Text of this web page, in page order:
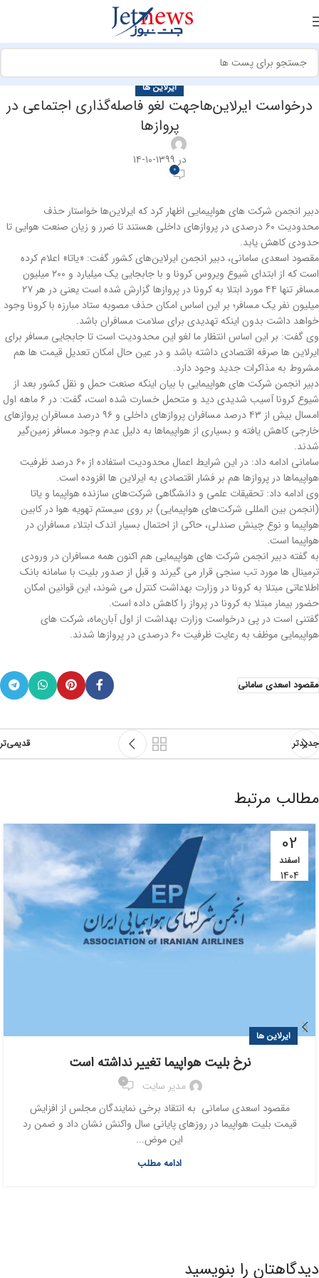
ایرلاین ها
درخواست ایرلاین‌هاجهت لغو فاصله‌گذاری اجتماعی در
پروازها
در ۱۳۹۹-۱۰-۱۴
0
دبیر انجمن شرکت های هواپیمایی اظهار کرد که ایرلاین‌ها خواستار حذف
محدودیت ٦٠ درصدی در پروازهای داخلی هستند تا ضرر و زیان صنعت هوایی تا
حدودی کاهش یابد.
مقصود اسعدی سامانی، دبیر انجمن ایرلاین‌های کشور گفت: «یاتا» اعلام کرده
است که از ابتدای شیوع ویروس کرونا و با جابجایی یک میلیارد و ۲۰۰ میلیون
مسافر تنها ۴۴ مورد ابتلا به کرونا در پروازها گزارش شده است یعنی در هر ۲۷
میلیون نفر یک مسافر؛ بر این اساس امکان حذف مصوبه ستاد مبارزه با کرونا وجود
خواهد داشت بدون اینکه تهدیدی برای سلامت مسافران باشد.
وی گفت: بر این اساس انتظار ما لغو این محدودیت است تا جابجایی مسافر برای
ایرلاین ها صرفه اقتصادی داشته باشد و در عین حال امکان تعدیل قیمت ها هم
مشروط به مذاکرات جدید وجود دارد.
دبیر انجمن شرکت های هواپیمایی با بیان اینکه صنعت حمل و نقل کشور بعد از
شیوع کرونا آسیب شدیدی دید و متحمل خسارت شده است، گفت: در ۶ ماهه اول
امسال بیش از ۴۳ درصد مسافران پروازهای داخلی و ۹۶ درصد مسافران پروازهای
خارجی کاهش یافته و بسیاری از هواپیماها به دلیل عدم وجود مسافر زمین‌گیر
شدند.
سامانی ادامه داد: در این شرایط اعمال محدودیت استفاده از ۶۰ درصد ظرفیت
هواپیماها در پروازها هم بر فشار اقتصادی به ایرلاین ها افزوده است.
وی ادامه داد: تحقیقات علمی و دانشگاهی شرکت‌های سازنده هواپیما و یاتا
(انجمن بین المللی شرکت‌های هواپیمایی) بر روی سیستم تهویه هوا در کابین
هواپیما و نوع چینش صندلی، حاکی از احتمال بسیار اندک ابتلاء مسافران در
هواپیما است.
به گفته دبیر انجمن شرکت های هواپیمایی هم اکنون همه مسافران در ورودی
ترمینال ها مورد تب سنجی قرار می گیرند و قبل از صدور بلیت با سامانه بانک
اطلاعاتی مبتلا به کرونا در وزارت بهداشت کنترل می شوند، این قوانین امکان
حضور بیمار مبتلا به کرونا در پرواز را کاهش داده است.
گفتنی است در پی درخواست وزارت بهداشت از اول آبان‌ماه، شرکت های
هواپیمایی موظف به رعایت ظرفیت ۶۰ درصدی در پروازها شدند.
مقصود اسعدی سامانی
جدیدتر قدیمی‌تر
مطالب مرتبط
02
اسفند
1404
ایرلاین ها
نرخ بلیت هواپیما تغییر نداشته است
مدیر سایت 0
مقصود اسعدی سامانی به انتقاد برخی نمایندگان مجلس از افزایش
قیمت بلیت هواپیما در روزهای پایانی سال واکنش نشان داد و ضمن رد
این موض...
ادامه مطلب
دیدگاهتان را بنویسید